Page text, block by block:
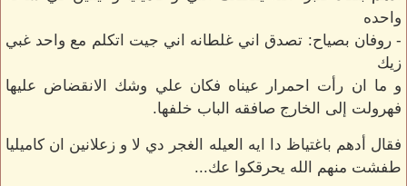
واحده
- روفان بصياح: تصدق اني غلطانه اني جيت اتكلم مع واحد غبي
زيك
و ما ان رأت احمرار عيناه فكان علي وشك الانقضاض عليها
فهرولت إلى الخارج صافقه الباب خلفها.
فقال أدهم باغتياظ دا ايه العيله الغجر دي لا و زعلانين ان كاميليا
طفشت منهم الله يحرقكوا عك...